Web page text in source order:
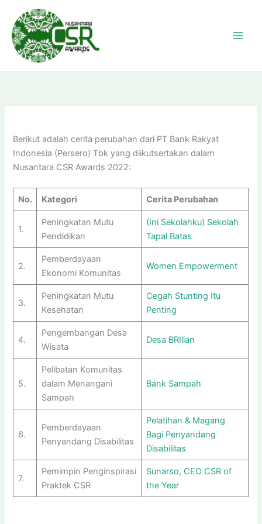
content
Berikut adalah cerita perubahan dari PT Bank Rakyat
Indonesia (Persero) Tbk yang diikutsertakan dalam
Nusantara CSR Awards 2022:
No. Kategori Cerita Perubahan
1.
Peningkatan Mutu
Pendidikan
(Ini Sekolahku) Sekolah
Tapal Batas
2.
Pemberdayaan
Ekonomi Komunitas
Women Empowerment
3.
Peningkatan Mutu
Kesehatan
Cegah Stunting Itu
Penting
4.
Pengembangan Desa
Wisata
Desa BRIlian
5.
Pelibatan Komunitas
dalam Menangani
Sampah
Bank Sampah
6.
Pemberdayaan
Penyandang Disabilitas
Pelatihan & Magang
Bagi Penyandang
Disabilitas
7.
Pemimpin Penginspirasi
Praktek CSR
Sunarso, CEO CSR of
the Year